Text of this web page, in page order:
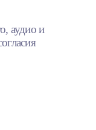
аудио и